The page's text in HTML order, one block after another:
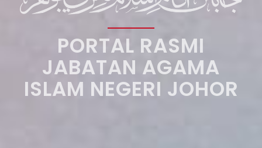
PORTAL RASMI
JABATAN AGAMA
ISLAM NEGERI JOHOR